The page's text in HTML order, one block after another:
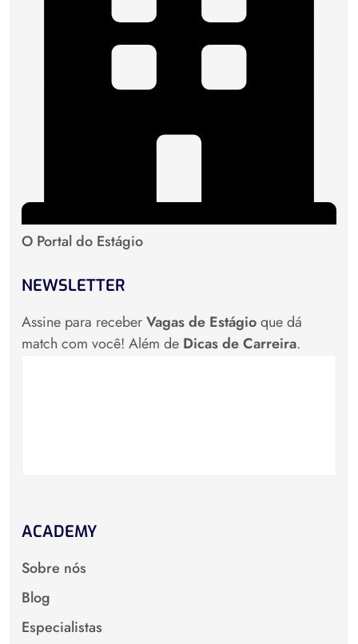
O Portal do Estágio
NEWSLETTER
Assine para receberVagas de Estágioque dá
match com você! Além de Dicas de Carreira.
ACADEMY
Sobre nós
Blog
Especialistas